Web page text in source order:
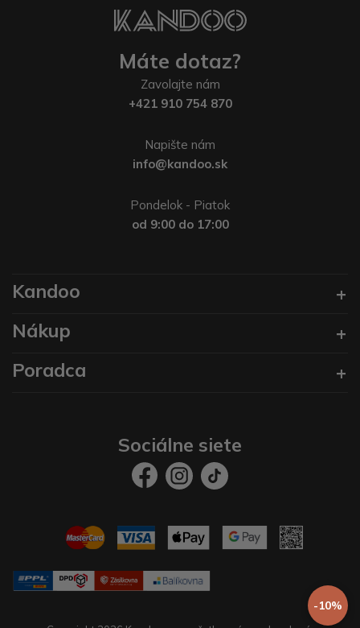
-10%
Máte dotaz?
Zavolajte nám
+421 910 754 870
Napište nám
info@kandoo.sk
Pondelok - Piatok
od 9:00 do 17:00
Kandoo
Nákup
Poradca
Sociálne siete